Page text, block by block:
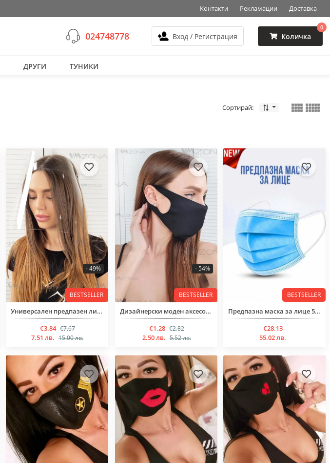
Контакти Рекламации Доставка
024748778 Вход / Регистрация Количка
0
ДРУГИ ТУНИКИ
Сортирай:
BESTSELLER
Универсален предпазен лицев шлем
€3.84 €7.67
- 49%
7.51 лв. 15.00 лв.
BESTSELLER
Дизайнерски моден аксесоар , изработен от ултра тънък неопрен , подходяща материя за летните месеци.
€1.28 €2.82
- 54%
2.50 лв. 5.52 лв.
BESTSELLER
Предпазна маска за лице 50 броя в кутия
€28.13
55.02 лв.